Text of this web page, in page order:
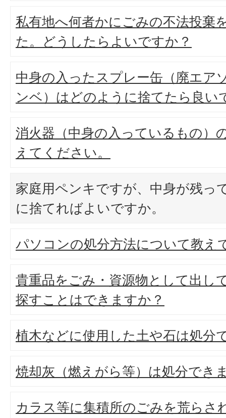
私有地へ何者かにごみの不法投棄
た。どうしたらよいですか？
中身の入ったスプレー缶（廃エア
ンベ）はどのように捨てたら良い
消火器（中身の入っているもの）
えてください。
家庭用ペンキですが、中身が残っ
に捨てればよいですか。
パソコンの処分方法について教え
貴重品をごみ・資源物として出し
探すことはできますか？
植木などに使用した土や石は処分
焼却灰（燃えがら等）は処分でき
カラス等に集積所のごみを荒らさ